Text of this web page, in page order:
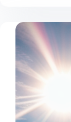
o